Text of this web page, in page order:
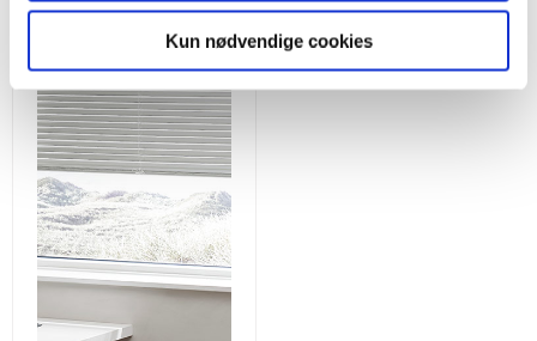
Kun nødvendige cookies